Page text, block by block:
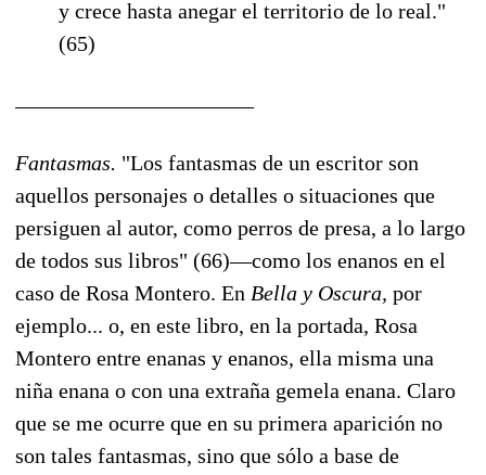
y crece hasta anegar el territorio de lo real."
(65)
Fantasmas. "Los fantasmas de un escritor son
aquellos personajes o detalles o situaciones que
persiguen al autor, como perros de presa, a lo largo
de todos sus libros" (66)—como los enanos en el
caso de Rosa Montero. En Bella y Oscura, por
ejemplo... o, en este libro, en la portada, Rosa
Montero entre enanas y enanos, ella misma una
niña enana o con una extraña gemela enana. Claro
que se me ocurre que en su primera aparición no
son tales fantasmas, sino que sólo a base de